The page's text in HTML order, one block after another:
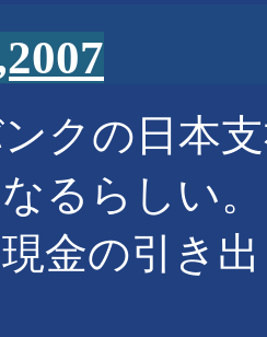
クの日本
るらしい。
金の引き